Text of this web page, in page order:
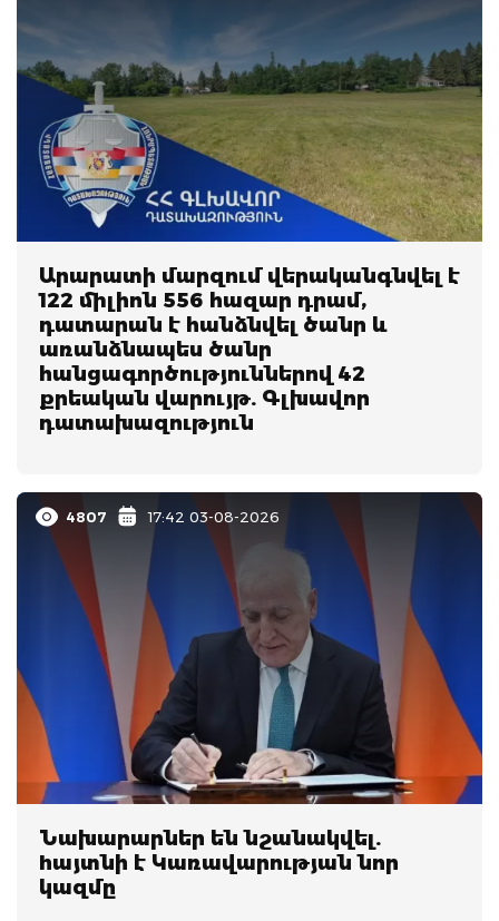
Արարատի մարզում վերականգնվել է
122 միլիոն 556 հազար դրամ,
դատարան է հանձնվել ծանր և
առանձնապես ծանր
հանցագործություններով 42
քրեական վարույթ. Գլխավոր
դատախազություն
4807 17:42 03-08-2026
Նախարարներ են նշանակվել.
hայտնի է Կառավարության նոր
կազմը